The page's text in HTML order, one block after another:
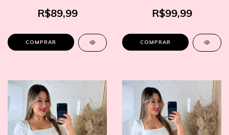
R$89,99
COMPRAR
R$99,99
COMPRAR